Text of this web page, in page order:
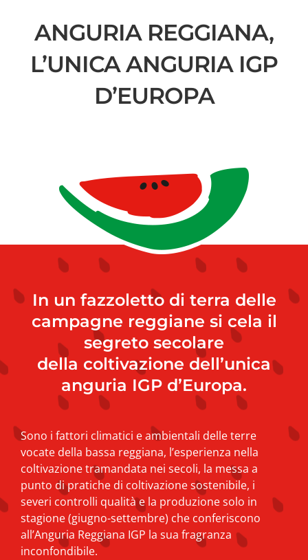
ANGURIA REGGIANA,
L’UNICA ANGURIA IGP
D’EUROPA
In un fazzoletto di terra delle
campagne reggiane si cela il
segreto secolare
della coltivazione dell’unica
anguria IGP d’Europa.
Sono i fattori climatici e ambientali delle terre
vocate della bassa reggiana, l’esperienza nella
coltivazione tramandata nei secoli, la messa a
punto di pratiche di coltivazione sostenibile, i
severi controlli qualità e la produzione solo in
stagione (giugno-settembre) che conferiscono
all’Anguria Reggiana IGP la sua fragranza
inconfondibile.